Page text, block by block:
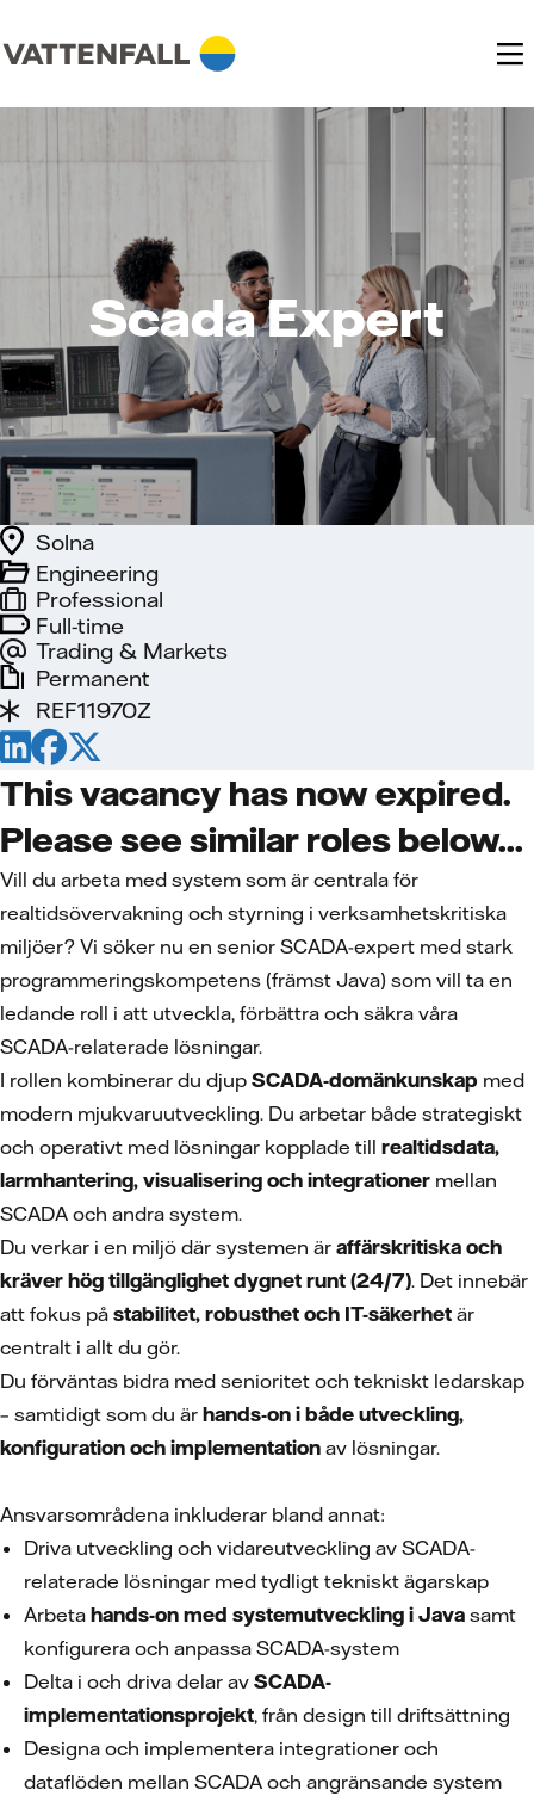
Scada Expert
Full-time
Trading & Markets
Engineering
Solna
Professional
Permanent
REF11970Z
This vacancy has now expired.
Please see similar roles below...
Vill du arbeta med system som är centrala för
realtidsövervakning och styrning i verksamhetskritiska
miljöer? Vi söker nu en senior SCADA-expert med stark
programmeringskompetens (främst Java) som vill ta en
ledande roll i att utveckla, förbättra och säkra våra
SCADA-relaterade lösningar.
I rollen kombinerar du djup SCADA-domänkunskap med
modern mjukvaruutveckling. Du arbetar både strategiskt
och operativt med lösningar kopplade till realtidsdata,
larmhantering, visualisering och integrationer mellan
SCADA och andra system.
Du verkar i en miljö där systemen är affärskritiska och
kräver hög tillgänglighet dygnet runt (24/7). Det innebär
att fokus på stabilitet, robusthet och IT-säkerhet är
centralt i allt du gör.
Du förväntas bidra med senioritet och tekniskt ledarskap
– samtidigt som du är hands-on i både utveckling,
konfiguration och implementation av lösningar.
Ansvarsområdena inkluderar bland annat:
Driva utveckling och vidareutveckling av SCADA-
relaterade lösningar med tydligt tekniskt ägarskap
Arbeta hands-on med systemutveckling i Java samt
konfigurera och anpassa SCADA-system
Delta i och driva delar av SCADA-
implementationsprojekt, från design till driftsättning
Designa och implementera integrationer och
dataflöden mellan SCADA och angränsande system